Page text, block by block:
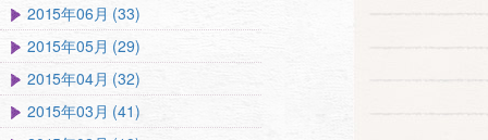
2015年06月 (33)
2015年05月 (29)
2015年04月 (32)
2015年03月 (41)